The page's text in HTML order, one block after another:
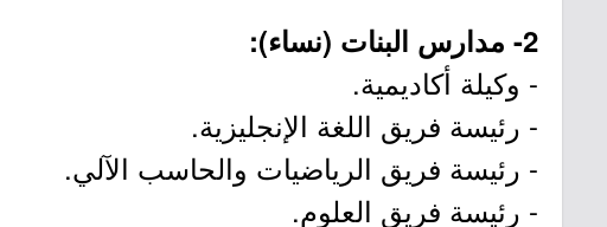
2- مدارس البنات (نساء):
- وكيلة أكاديمية.
- رئيسة فريق اللغة الإنجليزية.
- رئيسة فريق الرياضيات والحاسب الآلي.
- رئيسة فريق العلوم.